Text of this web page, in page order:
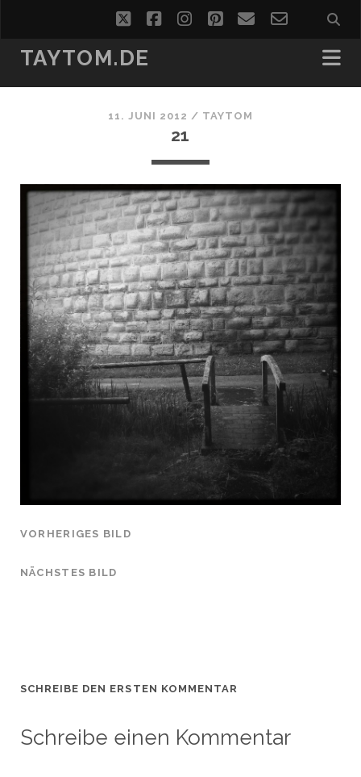
twitterfacebookinstagram
pinterest
emailemail-
form
TAYTOM.DE
11. JUNI 2012 / TAYTOM
21
VORHERIGES BILD
NÄCHSTES BILD
SCHREIBE DEN ERSTEN KOMMENTAR
Schreibe einen Kommentar